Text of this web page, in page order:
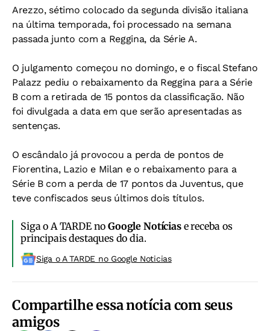
Arezzo, sétimo colocado da segunda divisão italiana
na última temporada, foi processado na semana
passada junto com a Reggina, da Série A.
O julgamento começou no domingo, e o fiscal Stefano
Palazz pediu o rebaixamento da Reggina para a Série
B com a retirada de 15 pontos da classificação. Não
foi divulgada a data em que serão apresentadas as
sentenças.
O escândalo já provocou a perda de pontos de
Fiorentina, Lazio e Milan e o rebaixamento para a
Série B com a perda de 17 pontos da Juventus, que
teve confiscados seus últimos dois títulos.
Siga o A TARDE noGoogle Notíciase receba os
principais destaques do dia.
Siga o A TARDE no Google Noticias
Compartilhe essa notícia com seus
amigos